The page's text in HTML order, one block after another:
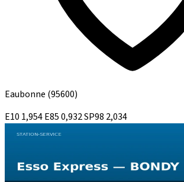
Eaubonne (95600)
E10 1,954E850,932SP98 2,034